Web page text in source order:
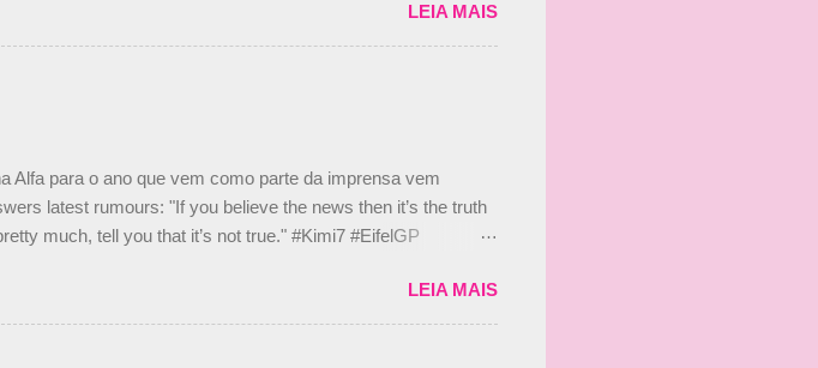
não será o companheiro de Bruno Senna em 2010. "Na
admitiu Audetto. “Mas depois de ter assinado com Bruno
dizendo ainda que não tem nada contra o filho do
LEIA MAIS
Alfa para o ano que vem como parte da imprensa vem
latest rumours: "If you believe the news then it’s the truth
much, tell you that it’s not true." #Kimi7 #EifelGP
is it like to have Kimi as a team mate? 🙌 Over to you,
— Formula 1 (@F1) October 8, 2020 Beijinhos, Ludy
LEIA MAIS